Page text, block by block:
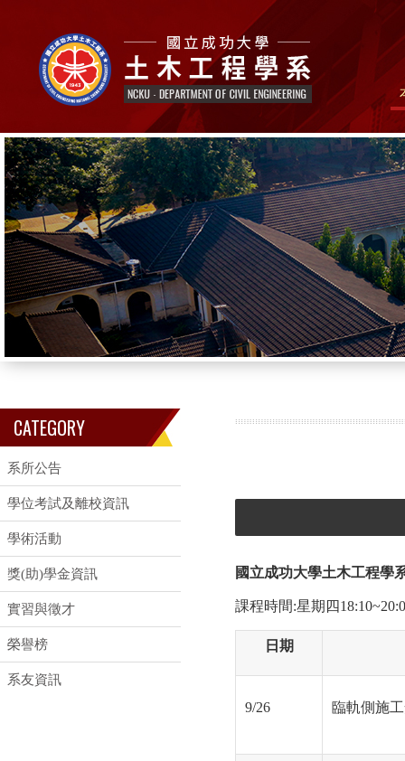
CATEGORY
系所公告
學位考試及離校資訊
學術活動
獎(助)學金資訊
實習與徵才
榮譽榜
系友資訊
國立成功大學土木工程學
課程時間:星期四
日期
9/26 臨軌側施